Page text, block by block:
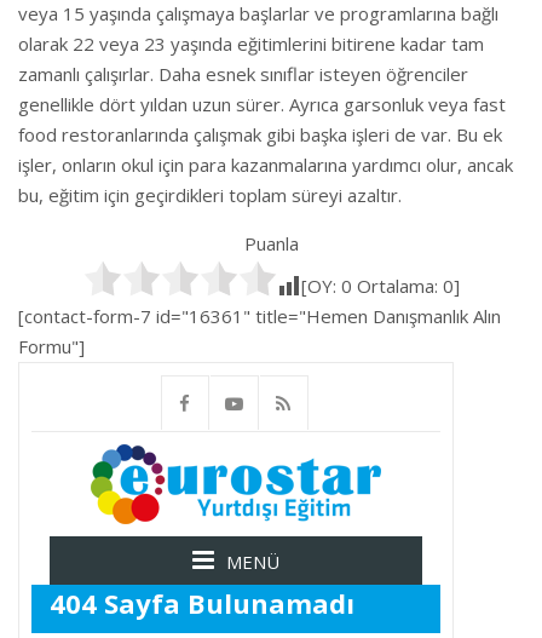
veya 15 yaşında çalışmaya başlarlar ve programlarına bağlı
olarak 22 veya 23 yaşında eğitimlerini bitirene kadar tam
zamanlı çalışırlar. Daha esnek sınıflar isteyen öğrenciler
genellikle dört yıldan uzun sürer. Ayrıca garsonluk veya fast
food restoranlarında çalışmak gibi başka işleri de var. Bu ek
işler, onların okul için para kazanmalarına yardımcı olur, ancak
bu, eğitim için geçirdikleri toplam süreyi azaltır.
Puanla
[OY: 0 Ortalama: 0]
[contact-form-7 id="16361" title="Hemen Danışmanlık Alın
Formu"]